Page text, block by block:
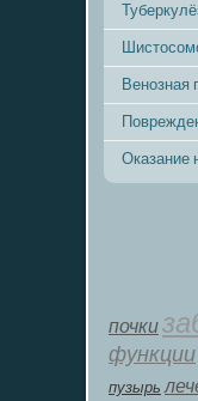
Венозная
Оказание
почки
функции
пузырь